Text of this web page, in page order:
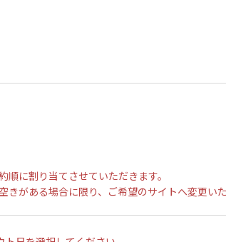
に割り当てさせていただきます。
がある場合に限り、ご希望のサイトへ変更いた